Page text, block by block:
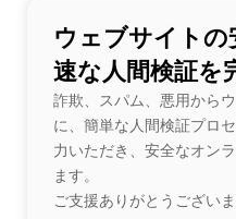
ウェブサイト
速な人間検証を
詐欺、スパム、悪用から
に、簡単な人間検証プロ
力いただき、安全なオン
ます。
ご支援ありがとうございま